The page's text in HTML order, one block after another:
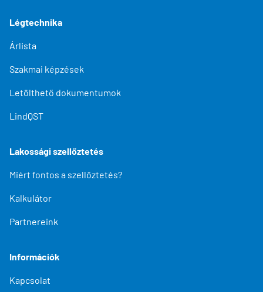
Légtechnika
Árlista
Szakmai képzések
Letölthető dokumentumok
LindQST
Lakossági szellőztetés
Miért fontos a szellőztetés?
Kalkulátor
Partnereink
Információk
Kapcsolat